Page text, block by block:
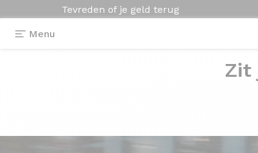
Tevreden of je geld terug
Menu
Zit